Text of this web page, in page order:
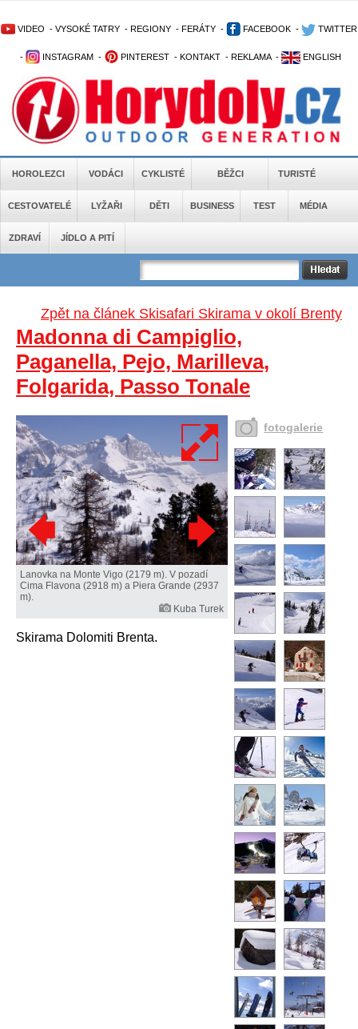
VIDEO - VYSOKÉ TATRY - REGIONY - FERÁTY - FACEBOOK - TWITTER
- INSTAGRAM - PINTEREST - KONTAKT - REKLAMA - ENGLISH
HOROLEZCI VODÁCI CYKLISTÉ BĚŽCI TURISTÉ
CESTOVATELÉ LYŽAŘI DĚTI BUSINESS TEST MÉDIA
ZDRAVÍ JÍDLO A PITÍ
Zpět na článek Skisafari Skirama v okolí Brenty
Madonna di Campiglio,
Paganella, Pejo, Marilleva,
Folgarida, Passo Tonale
Lanovka na Monte Vigo (2179 m). V pozadí
Cima Flavona (2918 m) a Piera Grande (2937
m).
Kuba Turek
Skirama Dolomiti Brenta.
fotogalerie